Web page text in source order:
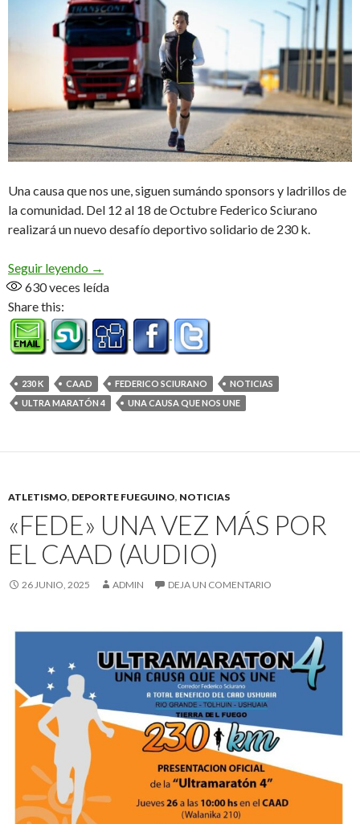
Una causa que nos une, siguen sumándo sponsors y ladrillos de
la comunidad. Del 12 al 18 de Octubre Federico Sciurano
realizará un nuevo desafío deportivo solidario de 230 k.
Seguir leyendo «Ultra Maratón 4», a 10 días de largar
→
630veces leída
Share this:
230 K CAAD FEDERICO SCIURANO
NOTICIAS
ULTRA MARATÓN 4
UNA CAUSA QUE NOS UNE
ATLETISMO, DEPORTE FUEGUINO, NOTICIAS
«FEDE» UNA VEZ MÁS POR
EL CAAD (AUDIO)
26 JUNIO, 2025 ADMIN DEJA UN COMENTARIO